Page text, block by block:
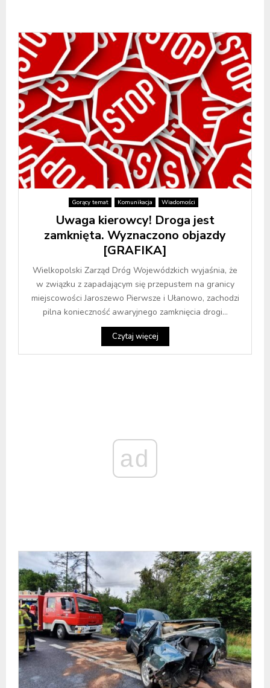
Gorący temat Komunikacja Wiadomości
Uwaga kierowcy! Droga jest
zamknięta. Wyznaczono objazdy
[GRAFIKA]
Wielkopolski Zarząd Dróg Wojewódzkich wyjaśnia, że
w związku z zapadającym się przepustem na granicy
miejscowości Jaroszewo Pierwsze i Ułanowo, zachodzi
pilna konieczność awaryjnego zamknięcia drogi...
Czytaj więcej
ad